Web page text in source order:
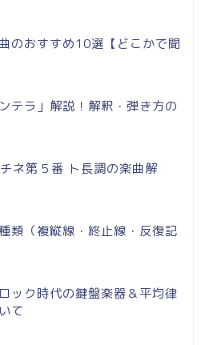
のおすすめ10選【どこかで聞
テラ」解説！解釈・弾き方の
ネ第５番 ト長調の楽曲解
類（複縦線・終止線・反復記
ック時代の鍵盤楽器＆平均律
て